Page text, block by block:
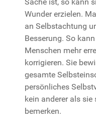
Wunder erzielen.
an Selbstachtung
Besserung. So
Menschen mehr
korrigieren. Sie
gesamte
persönliches
kein anderer als sie
bemerken.